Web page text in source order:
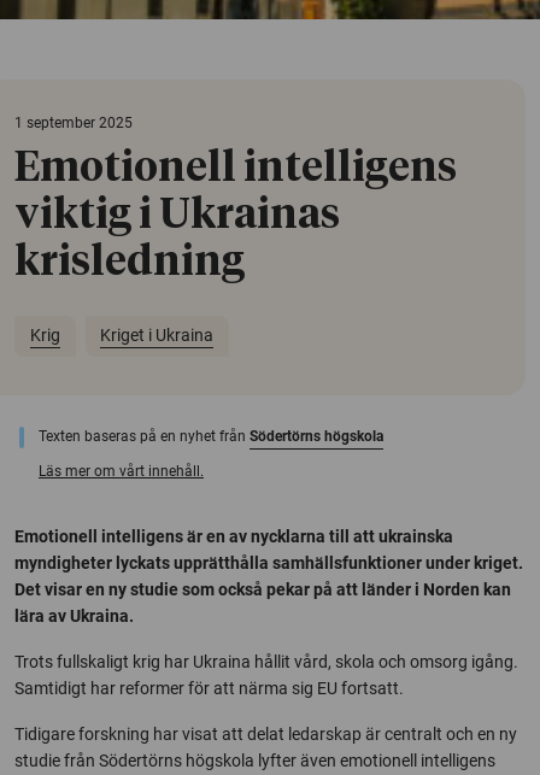
1 september 2025
Emotionell intelligens
viktig i Ukrainas
krisledning
Krig Kriget i Ukraina
Texten baseras på en nyhet från Södertörns högskola
Läs mer om vårt innehåll.
Emotionell intelligens är en av nycklarna till att ukrainska
myndigheter lyckats upprätthålla samhällsfunktioner under kriget.
Det visar en ny studie som också pekar på att länder i Norden kan
lära av Ukraina.
Trots fullskaligt krig har Ukraina hållit vård, skola och omsorg igång.
Samtidigt har reformer för att närma sig EU fortsatt.
Tidigare forskning har visat att delat ledarskap är centralt och en ny
studie från Södertörns högskola lyfter även emotionell intelligens